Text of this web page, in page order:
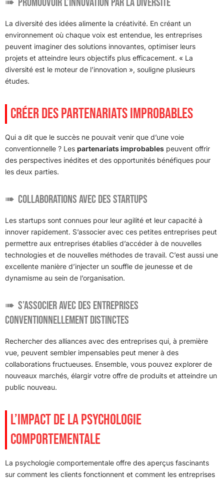
La diversité des idées alimente la créativité. En créant un
environnement où chaque voix est entendue, les entreprises
peuvent imaginer des solutions innovantes, optimiser leurs
projets et atteindre leurs objectifs plus efficacement. « La
diversité est le moteur de l’innovation », souligne plusieurs
études.
CRÉER DES PARTENARIATS IMPROBABLES
Qui a dit que le succès ne pouvait venir que d’une voie
conventionnelle ? Les partenariats improbables peuvent offrir
des perspectives inédites et des opportunités bénéfiques pour
les deux parties.
Collaborations avec des startups
Les startups sont connues pour leur agilité et leur capacité à
innover rapidement. S’associer avec ces petites entreprises peut
permettre aux entreprises établies d’accéder à de nouvelles
technologies et de nouvelles méthodes de travail. C’est aussi une
excellente manière d’injecter un souffle de jeunesse et de
dynamisme au sein de l’organisation.
S’associer avec des entreprises
conventionnellement distinctes
Rechercher des alliances avec des entreprises qui, à première
vue, peuvent sembler impensables peut mener à des
collaborations fructueuses. Ensemble, vous pouvez explorer de
nouveaux marchés, élargir votre offre de produits et atteindre un
public nouveau.
L’IMPACT DE LA PSYCHOLOGIE
COMPORTEMENTALE
La psychologie comportementale offre des aperçus fascinants
sur comment les clients fonctionnent et comment les entreprises